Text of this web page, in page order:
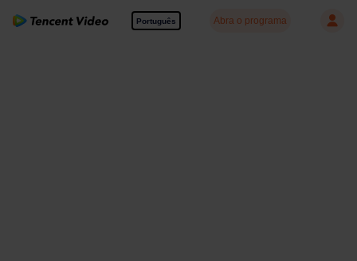
Português Abra o programa